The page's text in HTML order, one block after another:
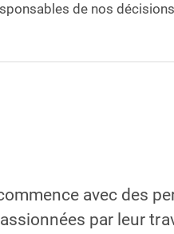
de nos
avec des
par leur